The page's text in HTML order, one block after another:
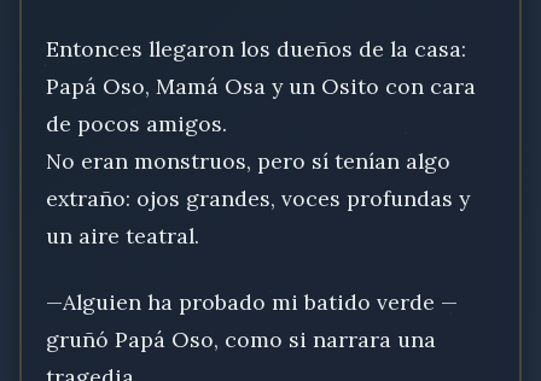
Entonces llegaron los dueños de la casa:
Papá Oso, Mamá Osa y un Osito con cara
de pocos amigos.
No eran monstruos, pero sí tenían algo
extraño: ojos grandes, voces profundas y
un aire teatral.
—Alguien ha probado mi batido verde —
gruñó Papá Oso, como si narrara una